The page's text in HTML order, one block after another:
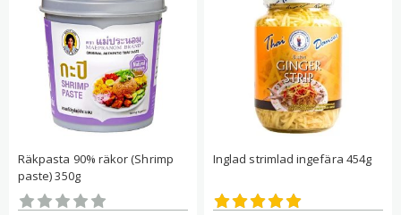
Räkpasta 90% räkor (Shrimp
paste) 350g
Betygsatt
0
av 5
Inglad strimlad ingefära 454g
Betygsatt
5.00
av 5